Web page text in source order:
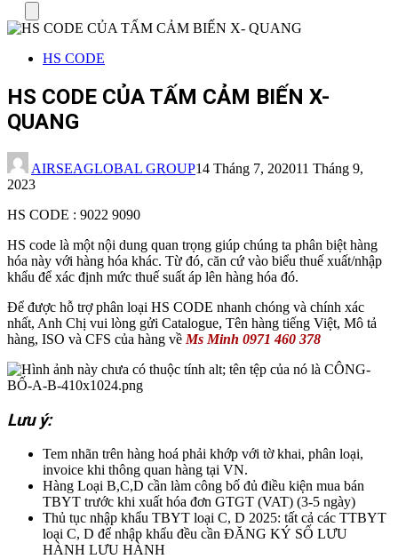
HS CODE
HS CODE CỦA TẤM CẢM BIẾN X-
QUANG
AIRSEAGLOBAL GROUP14 Tháng 7, 202011 Tháng 9,
2023
HS CODE : 9022 9090
HS code là một nội dung quan trọng giúp chúng ta phân biệt hàng
hóa này với hàng hóa khác. Từ đó, căn cứ vào biểu thuế xuất/nhập
khẩu để xác định mức thuế suất áp lên hàng hóa đó.
Để được hỗ trợ phân loại HS CODE nhanh chóng và chính xác
nhất, Anh Chị vui lòng gửi Catalogue, Tên hàng tiếng Việt, Mô tả
hàng, ISO và CFS của hàng về Ms Minh 0971 460 378
Lưu ý:
Tem nhãn trên hàng hoá phải khớp với tờ khai, phân loại,
invoice khi thông quan hàng tại VN.
Hàng Loại B,C,D cần làm công bố đủ điều kiện mua bán
TBYT trước khi xuất hóa đơn GTGT (VAT) (3-5 ngày)
Thủ tục nhập khẩu TBYT loại C, D 2025: tất cả các TTBYT
loại C, D để nhập khẩu đều cần ĐĂNG KÝ SỐ LƯU
HÀNH LƯU HÀNH